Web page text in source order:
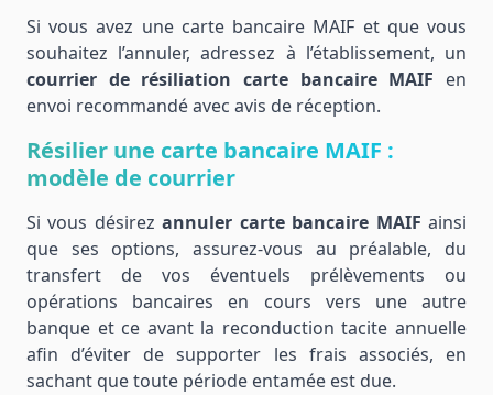
Si vous avez une carte bancaire MAIF et que vous
souhaitez l’annuler, adressez à l’établissement, un
courrier de résiliation carte bancaire MAIF en
envoi recommandé avec avis de réception.
Résilier une carte bancaire MAIF :
modèle de courrier
Si vous désirezannuler carte bancaire MAIF ainsi
que ses options, assurez-vous au préalable, du
transfert de vos éventuels prélèvements ou
opérations bancaires en cours vers une autre
banque et ce avant la reconduction tacite annuelle
afin d’éviter de supporter les frais associés, en
sachant que toute période entamée est due.